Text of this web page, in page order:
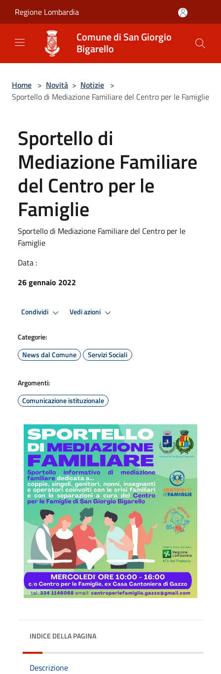
Regione Lombardia
Comune di San Giorgio
Bigarello
Home > Novità > Notizie >
Sportello di Mediazione Familiare del Centro per le Famiglie
Sportello di
Mediazione Familiare
del Centro per le
Famiglie
Sportello di Mediazione Familiare del Centro per le
Famiglie
Data :
26 gennaio 2022
Condividi Vedi azioni
Categorie:
News dal Comune
Servizi Sociali
Argomenti:
Comunicazione istituzionale
INDICE DELLA PAGINA
Descrizione